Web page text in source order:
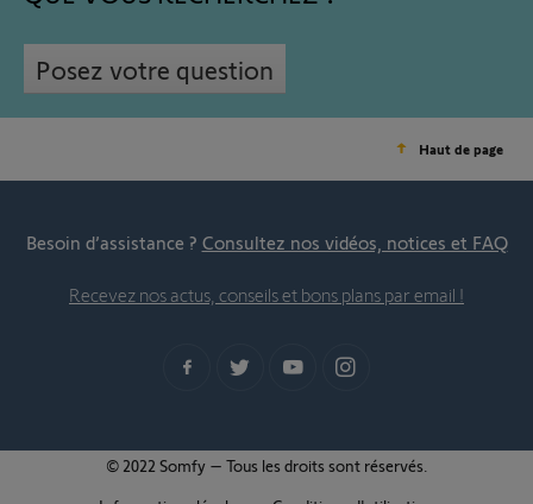
Posez votre question
Haut de page
Besoin d’assistance ? Consultez nos vidéos, notices et FAQ
Recevez nos actus, conseils et bons plans par email !
© 2022 Somfy – Tous les droits sont réservés.